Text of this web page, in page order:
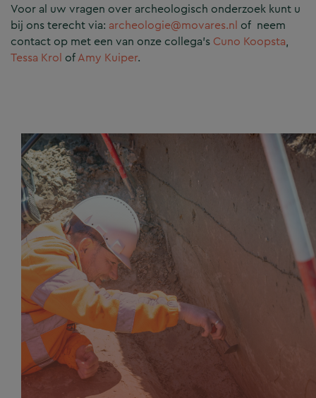
Voor al uw vragen over archeologisch onderzoek kunt u
bij ons terecht via: archeologie@movares.nl of neem
contact op met een van onze collega’s Cuno Koopsta,
Tessa Krol ofAmy Kuiper.